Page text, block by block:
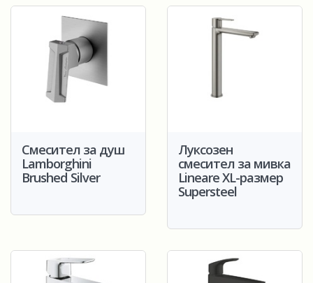
Смесител за душ
Lamborghini
Brushed Silver
Луксозен
смесител за мивка
Lineare XL-размер
Supersteel